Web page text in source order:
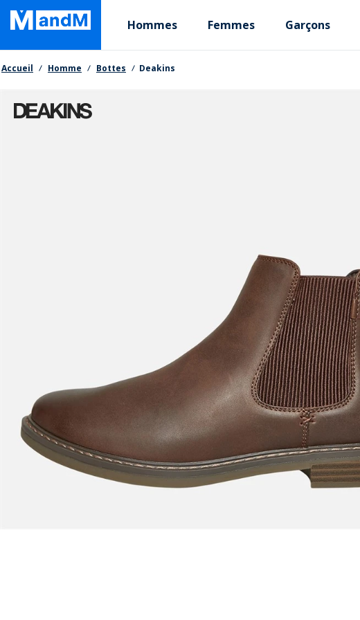
Skip
main
content
Primary departments
Hommes Femmes Garçons
Fil d'Ariane
Accueil Homme Bottes Deakins